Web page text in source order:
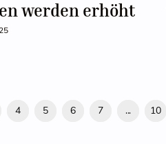
werden erhöht
4 5 6 7 ... 10